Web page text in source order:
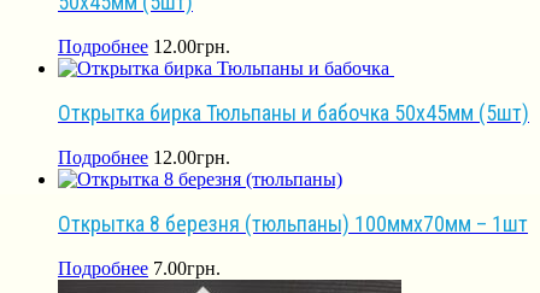
Подробнее 12.00грн.
Открытка бирка Тюльпаны и бабочка 50х45мм (5шт)
Подробнее 12.00грн.
Открытка 8 березня (тюльпаны) 100ммх70мм – 1шт
Подробнее 7.00грн.